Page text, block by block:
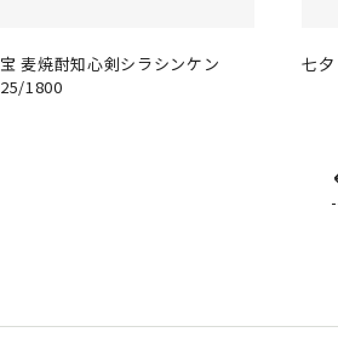
宝 麦焼酎知心剣シラシンケン
25/1800
七